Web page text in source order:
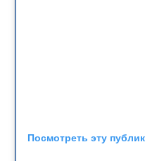
Посмотреть эту